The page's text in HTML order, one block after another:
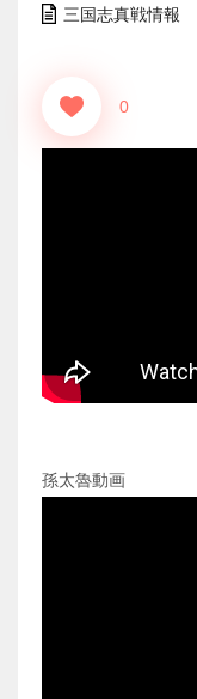
三国志真戦情報
0
孫太魯動画